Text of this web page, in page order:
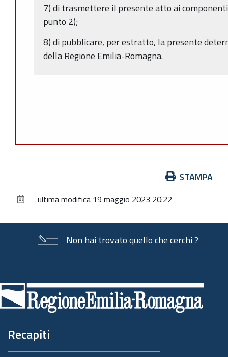
7) di trasmettere il presente atto ai
punto 2);
8) di pubblicare, per estratto, la presente
della Regione Emilia-Romagna.
documento
STAMPA
ultima modifica 19 maggio 2023 20:22
Non hai trovato quello che cerchi ?
di
pagina
Recapiti